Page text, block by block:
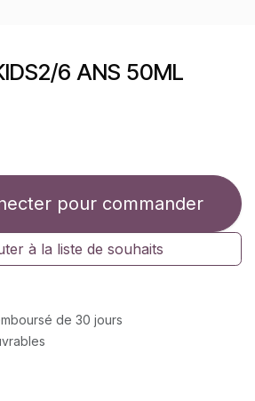
6 ANS 50ML
pour commander
à la liste de souhaits
de 30 jours